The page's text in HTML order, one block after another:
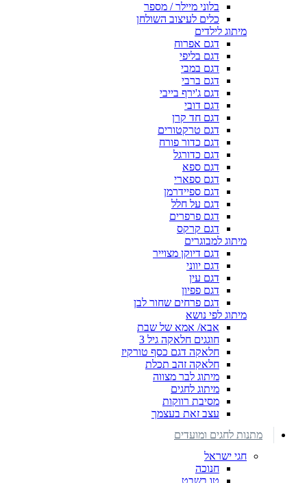
בלוני מיילר / מספר
כלים לעיצוב השולחן
מיתוג לילדים
דגם אפרוח
דגם בליפי
דגם במבי
דגם ברבי
דגם ג'ירף בייבי
דגם דובי
דגם חד קרן
דגם טרקטורים
דגם כדור פורח
דגם כדורגל
דגם ספא
דגם ספארי
דגם ספיידרמן
דגם על חלל
דגם פרפרים
דגם קרקס
מיתוג למבוגרים
דגם דיוקן מצוייר
דגם יווני
דגם עין
דגם פפיון
דגם פרחים שחור לבן
מיתוג לפי נושא
אבא/ אמא של שבת
חוגגים חלאקה גיל 3
חלאקה דגם כסף טורקיז
חלאקה זהב תכלת
מיתוג לבר מצווה
מיתוג לחגים
מסיבת רווקות
עצב זאת בעצמך
מתנות לחגים ומועדים
חגי ישראל
חנוכה